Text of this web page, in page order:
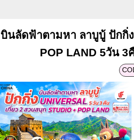
บินลัดฟ้าตามหา ลาบูบู้ ปักกิ่ง
POP LAND 5วัน